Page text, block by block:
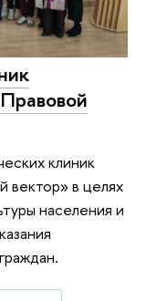
клиник
вектор» в целях
населения и